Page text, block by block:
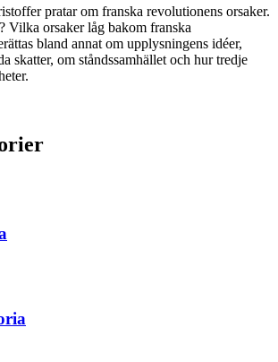
pratar om franska revolutionens orsaker.
Vilka orsaker låg bakom franska
bland annat om upplysningens idéer,
skatter, om ståndssamhället och hur tredje